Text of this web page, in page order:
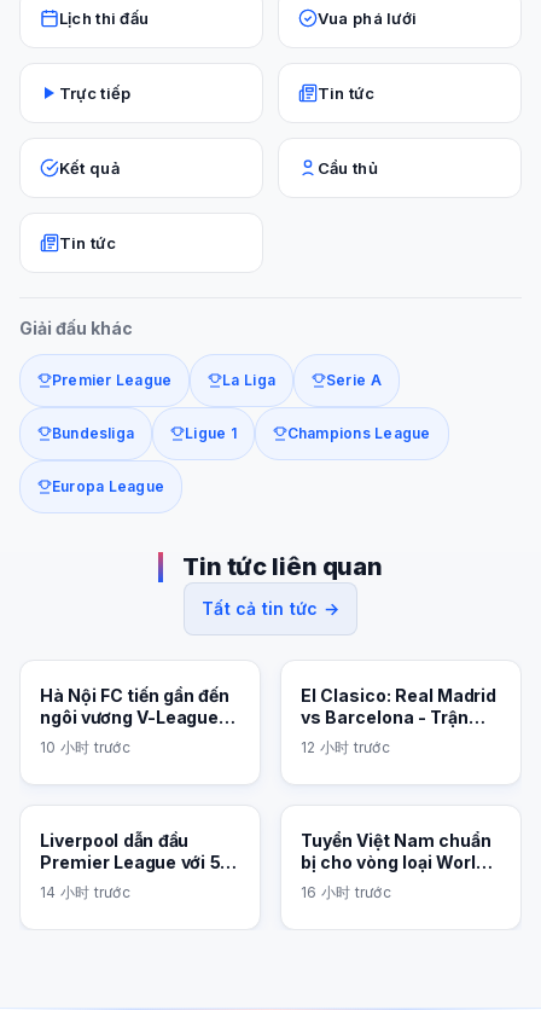
Lịch thi đấu Vua phá lưới
Trực tiếp Tin tức
Kết quả Cầu thủ
Tin tức
Giải đấu khác
Premier League La Liga Serie A
Bundesliga Ligue 1 Champions League
Europa League
Tin tức liên quan
Tất cả tin tức →
Hà Nội FC tiến gần đến
ngôi vương V-League
2026
10 小时 trước
El Clasico: Real Madrid
vs Barcelona - Trận
cầu siêu kinh điển
12 小时 trước
Liverpool dẫn đầu
Premier League với 5
điểm cách biệt
14 小时 trước
Tuyển Việt Nam chuẩn
bị cho vòng loại World
Cup 2026
16 小时 trước